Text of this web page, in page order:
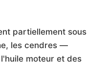
partiellement sous
les cendres —
moteur et des